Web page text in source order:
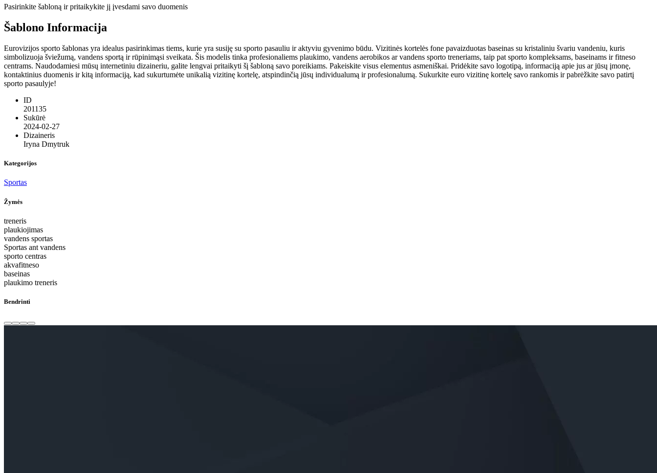
Pasirinkite šabloną ir pritaikykite jį įvesdami savo duomenis
Šablono Informacija
Eurovizijos sporto šablonas yra idealus pasirinkimas tiems, kurie yra susiję su sporto pasauliu ir aktyviu gyvenimo būdu. Vizitinės kortelės fone pavaizduotas baseinas su kristaliniu švariu vandeniu, kuris
simbolizuoja šviežumą, vandens sportą ir rūpinimąsi sveikata. Šis modelis tinka profesionaliems plaukimo, vandens aerobikos ar vandens sporto treneriams, taip pat sporto kompleksams, baseinams ir fitneso
centrams. Naudodamiesi mūsų internetiniu dizaineriu, galite lengvai pritaikyti šį šabloną savo poreikiams. Pakeiskite visus elementus asmeniškai. Pridėkite savo logotipą, informaciją apie jus ar jūsų įmonę,
kontaktinius duomenis ir kitą informaciją, kad sukurtumėte unikalią vizitinę kortelę, atspindinčią jūsų individualumą ir profesionalumą. Sukurkite euro vizitinę kortelę savo rankomis ir pabrėžkite savo patirtį
sporto pasaulyje!
ID
201135
Sukūrė
2024-02-27
Dizaineris
Iryna Dmytruk
Kategorijos
Sportas
Žymės
treneris
plaukiojimas
vandens sportas
Sportas ant vandens
sporto centras
akvafitneso
baseinas
plaukimo treneris
Bendrinti